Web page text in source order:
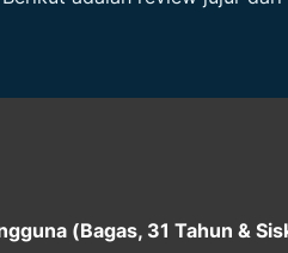
(Bagas, 31 Tahun &